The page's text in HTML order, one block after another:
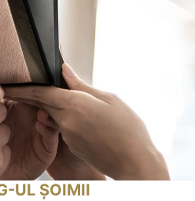
UL ȘOIMII